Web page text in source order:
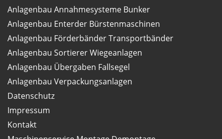
Anlagenbau Annahmesysteme Bunker
Anlagenbau Enterder Bürstenmaschinen
Anlagenbau Förderbänder Transportbänder
Anlagenbau Sortierer Wiegeanlagen
Anlagenbau Übergaben Fallsegel
Anlagenbau Verpackungsanlagen
Datenschutz
Impressum
Kontakt